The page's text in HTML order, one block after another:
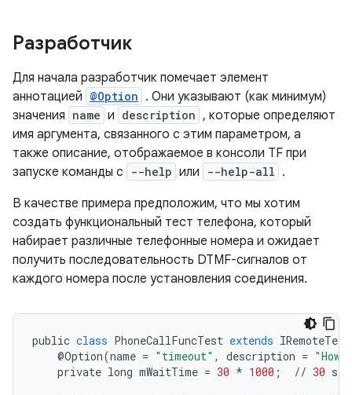
Разработчик
Для начала разработчик помечает элемент
аннотацией @Option . Они указывают (как минимум)
значения name и description , которые определяют
имя аргумента, связанного с этим параметром, а
также описание, отображаемое в консоли TF при
запуске команды с
--help или --help-all .
В качестве примера предположим, что мы хотим
создать функциональный тест телефона, который
набирает различные телефонные номера и ожидает
получить последовательность DTMF-сигналов от
каждого номера после установления соединения.
public class PhoneCallFuncTest extends IRemoteTest
@Option(name = "timeout" , description =
private long mWaitTime = 30 * 1000 ; // 30